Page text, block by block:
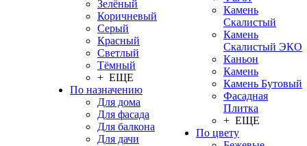
Зелёный
Коричневый
Серый
Красный
Светлый
Тёмный
+ ЕЩЕ
По назначению
Для дома
Для фасада
Для балкона
Для дачи
Камень
Скалистый
Камень
Скалистый ЭКО
Каньон
Камень
Камень Бутовый
Фасадная
Плитка
+ ЕЩЕ
По цвету